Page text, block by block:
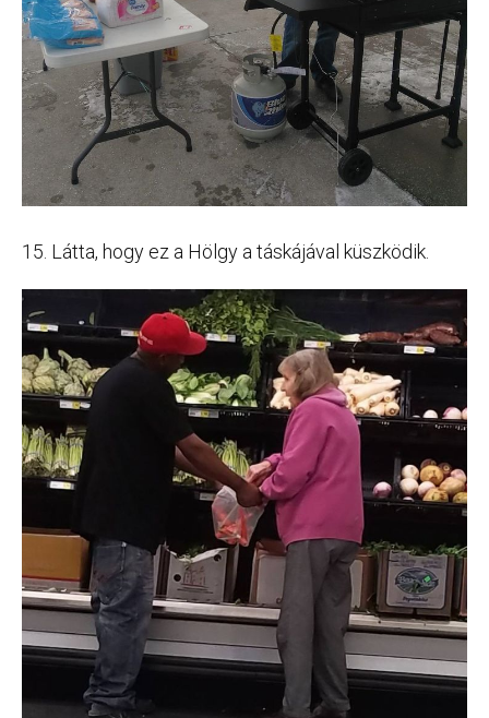
15. Látta, hogy ez a Hölgy a táskájával küszködik.